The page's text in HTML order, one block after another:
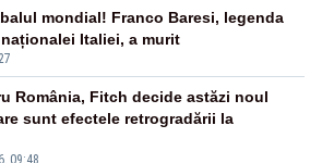
mondial! Franco Baresi, legenda
Italiei, a murit
09:48
România, Fitch decide astăzi noul
sunt efectele retrogradării la